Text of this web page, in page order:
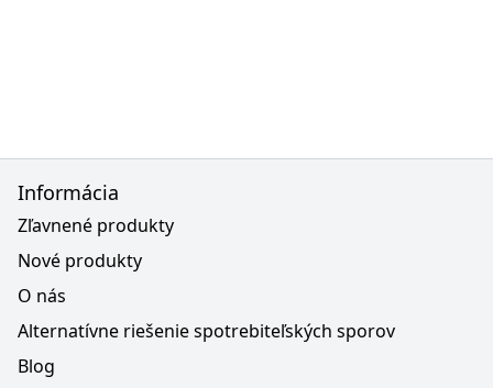
Informácia
Zľavnené produkty
Nové produkty
O nás
Alternatívne riešenie spotrebiteľských sporov
Blog